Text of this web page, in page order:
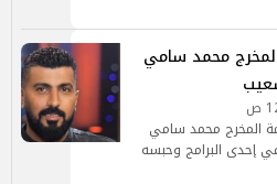
محمد سامي
المخرج محمد سامي
إحدى البرامج وحبسه